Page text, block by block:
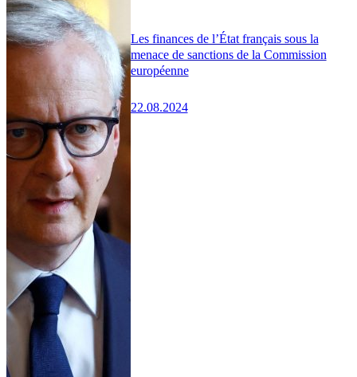
Les finances de l’État français sous la
menace de sanctions de la Commission
européenne
22.08.2024